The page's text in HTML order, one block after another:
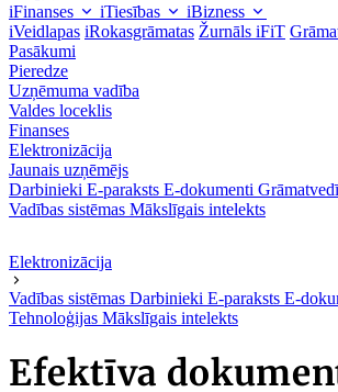
iFinanses iTiesības
iBizness
iVeidlapas iRokasgrāmatas Žurnāls iFiT
Pasākumi
Pieredze
Uzņēmuma vadība
Valdes loceklis
Finanses
Elektronizācija
Jaunais uzņēmējs
Darbinieki E-paraksts E-dokumenti
Vadības sistēmas Mākslīgais intelekts
Elektronizācija
Vadības sistēmas Darbinieki E-paraksts E-
Tehnoloģijas Mākslīgais intelekts
Efektīva